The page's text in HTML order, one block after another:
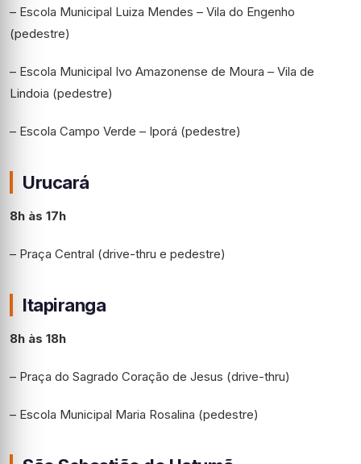
– Escola Municipal Luiza Mendes – Vila do Engenho
(pedestre)
– Escola Municipal Ivo Amazonense de Moura – Vila de
Lindoia (pedestre)
– Escola Campo Verde – Iporá (pedestre)
Urucará
8h às 17h
– Praça Central (drive-thru e pedestre)
Itapiranga
8h às 18h
– Praça do Sagrado Coração de Jesus (drive-thru)
– Escola Municipal Maria Rosalina (pedestre)